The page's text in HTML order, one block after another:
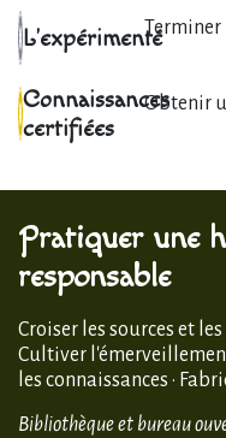
L'expérimentéTerminer
Connaissances
certifiées
Obtenir
Pratiquer une
responsable
Croiser les sources et
Cultiver
les connaissances ·
Bibliothèque et bureau